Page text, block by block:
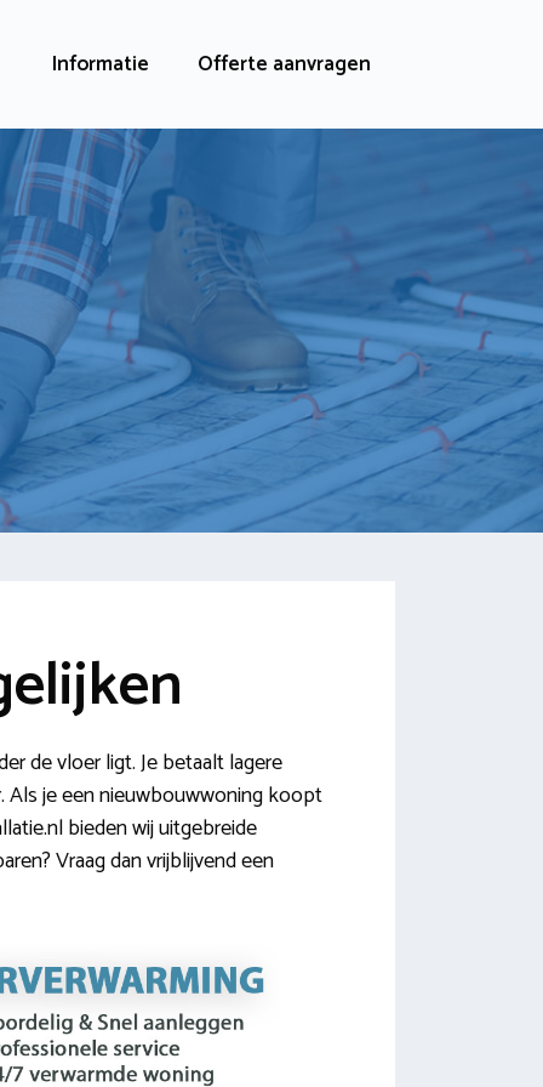
Informatie Offerte aanvragen
de vloer ligt. Je betaalt lagere
Als je een nieuwbouwwoning koopt
bieden wij uitgebreide
Vraag dan vrijblijvend een